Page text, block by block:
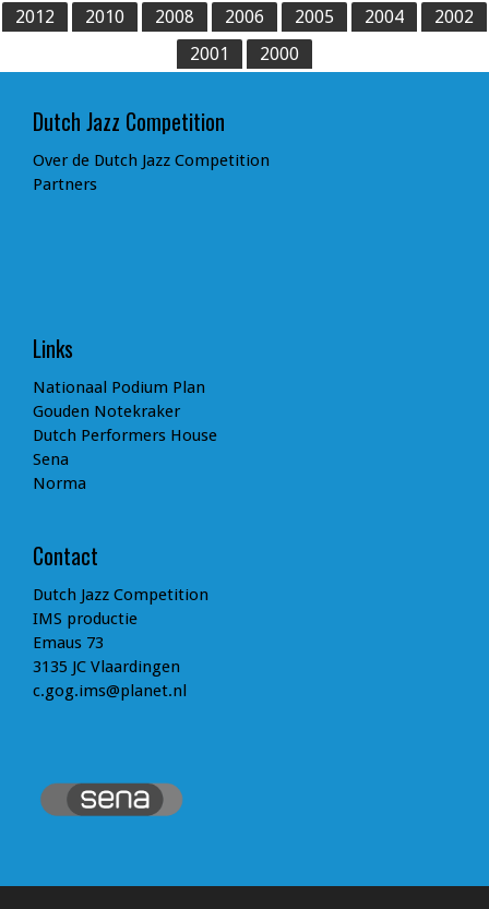
2012
2010 2008 2006 2005 2004
2002
2001
2000
Dutch Jazz Competition
Over de Dutch Jazz Competition
Partners
Links
Nationaal Podium Plan
Gouden Notekraker
Dutch Performers House
Sena
Norma
Contact
Dutch Jazz Competition
IMS productie
Emaus 73
3135 JC Vlaardingen
c.gog.ims@planet.nl